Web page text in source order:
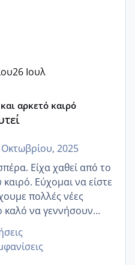
26 Ιουλ
αρκετό καιρό
2025
Είχα χαθεί από το
Εύχομαι να είστε
πολλές νέες
καλό να γεννήσουν
Να πάρουν
αγκαλίτσα τους